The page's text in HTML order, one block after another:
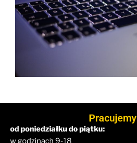
Pracujemy
od poniedziałku do piątku:
w godzinach 9-18